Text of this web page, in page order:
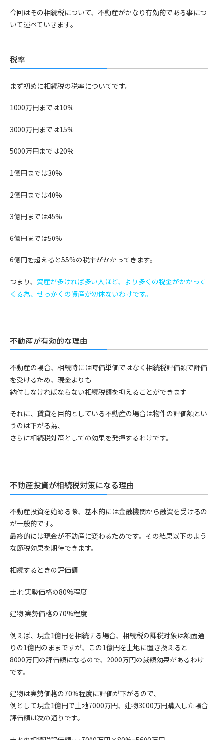
今回はその相続税について、不動産がかなり有効的である事につ
いて述べていきます。
税率
まず初めに相続税の税率についてです。
1000万円までは10%
3000万円までは15%
5000万円までは20%
1億円までは30%
2億円までは40%
3億円までは45%
6億円までは50%
6億円を超えると55%の税率がかかってきます。
つまり、 資産が多ければ多い人ほど、より多くの税金がかかって
くる為、せっかくの資産が勿体ないわけです。
不動産が有効的な理由
不動産の場合、相続時には時価単価ではなく相続税評価額で評価
を受けるため、現金よりも
納付しなければならない相続税額を抑えることができます
それに、賃貸を目的としている不動産の場合は物件の評価額とい
うのは下がる為、
さらに相続税対策としての効果を発揮するわけです。
不動産投資が相続税対策になる理由
不動産投資を始める際、基本的には金融機関から融資を受けるの
が一般的です。
最終的には現金が不動産に変わるためです。その結果以下のよう
な節税効果を期待できます。
相続するときの評価額
土地:実勢価格の80%程度
建物:実勢価格の70%程度
例えば、現金1億円を相続する場合、相続税の課税対象は額面通
りの1億円のままですが、この1億円を土地に置き換えると
8000万円の評価額になるので、 2000万円の減額効果があるわけ
です。
建物は実勢価格の70%程度に評価が下がるので、
例として現金1億円で土地7000万円、建物3000万円購入した場合
評価額は次の通りです。